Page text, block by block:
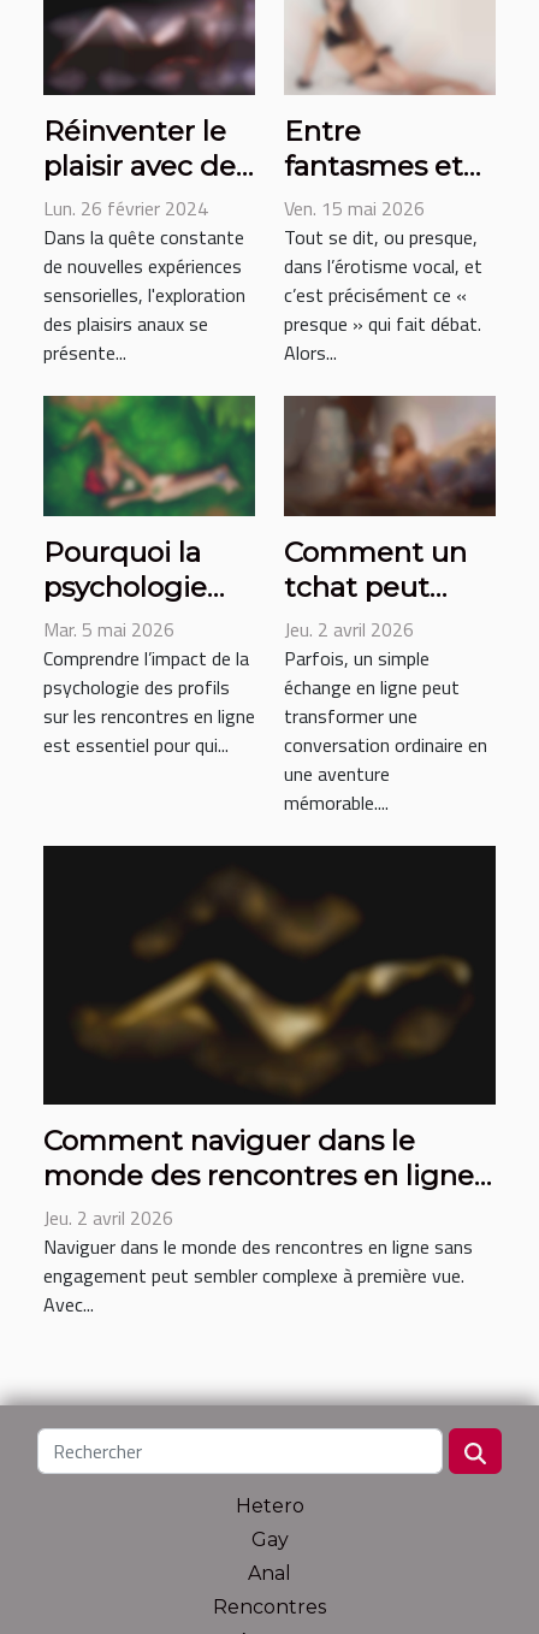
Réinventer le
plaisir avec des
techniques
anales
innovantes
Lun. 26 février 2024
Dans la quête constante
de nouvelles expériences
sensorielles, l'exploration
des plaisirs anaux se
présente...
Entre
fantasmes et
respect : où
commence la
confidentialité
dans l’érotisme
vocal ?
Ven. 15 mai 2026
Tout se dit, ou presque,
dans l’érotisme vocal, et
c’est précisément ce «
presque » qui fait débat.
Alors...
Pourquoi la
psychologie
des profils
influence vos
rencontres en
ligne
Mar. 5 mai 2026
Comprendre l’impact de la
psychologie des profils
sur les rencontres en ligne
est essentiel pour qui...
Comment un
tchat peut
mener à une
rencontre
passionnante ?
Jeu. 2 avril 2026
Parfois, un simple
échange en ligne peut
transformer une
conversation ordinaire en
une aventure
mémorable....
Comment naviguer dans le
monde des rencontres en ligne
sans engagement ?
Jeu. 2 avril 2026
Naviguer dans le monde des rencontres en ligne sans
engagement peut sembler complexe à première vue.
Avec...
Hetero
Gay
Anal
Rencontres